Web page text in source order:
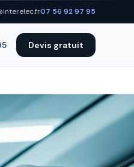
07 56 92 97 95
Devis gratuit